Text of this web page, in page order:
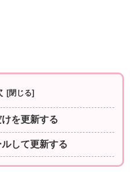
を更新する
して更新する